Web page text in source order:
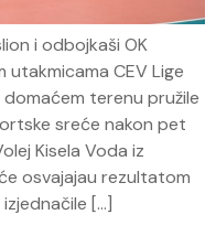
i odbojkaši OK
CEV Lige
terenu pružile
sreće nakon pet
Kisela Voda iz
osvajajau rezultatom
[…]